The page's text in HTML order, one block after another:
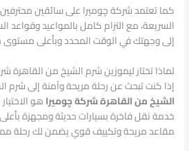
كما تعتمد شركة چوميرا على سائقين
السريعة، مع التزام كامل بالمواعيد
إلى وجهتك في الوقت المحدد وبأعلى مستوى
لماذا تختار ليموزين شرم الشيخ من القاهرة
إذا كنت تبحث عن رحلة مريحة وآمنة إلى شرم
الشيخ من القاهرة شركة چوميراهو
خدمة نقل فاخرة بسيارات حديثة ومجهزة
مقاعد مريحة وتكييف قوي يضمن لك رحلة